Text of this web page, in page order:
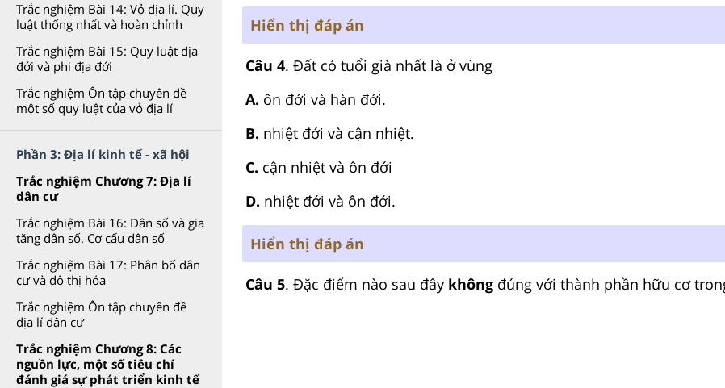
Trắc nghiệm Bài 14: Vỏ địa lí. Quy
luật thống nhất và hoàn chỉnh
Trắc nghiệm Bài 15: Quy luật địa
đới và phi địa đới
Trắc nghiệm Ôn tập chuyên đề
một số quy luật của vỏ địa lí
Phần 3: Địa lí kinh tế - xã hội
Trắc nghiệm Chương 7: Địa lí
dân cư
Trắc nghiệm Bài 16: Dân số và gia
tăng dân số. Cơ cấu dân số
Trắc nghiệm Bài 17: Phân bố dân
cư và đô thị hóa
Trắc nghiệm Ôn tập chuyên đề
địa lí dân cư
Trắc nghiệm Chương 8: Các
nguồn lực, một số tiêu chí
đánh giá sự phát triển kinh tế
Hiển thị đáp án
Câu 4. Đất có tuổi già nhất là ở vùng
A. ôn đới và hàn đới.
B. nhiệt đới và cận nhiệt.
C. cận nhiệt và ôn đới
D. nhiệt đới và ôn đới.
Hiển thị đáp án
Câu 5. Đặc điểm nào sau đây khôngđúng với thành phần hữu cơ